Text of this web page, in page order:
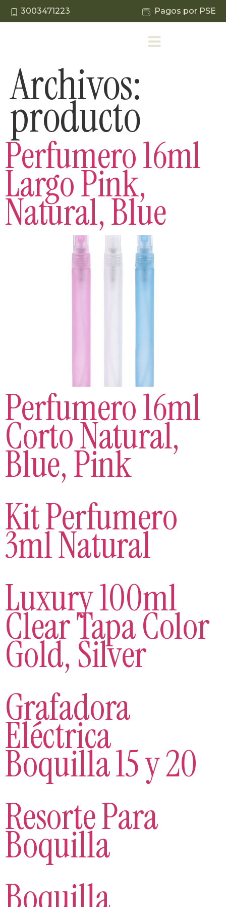
3003471223 Pagos por PSE
Archivos:
producto
Perfumero 16ml
Largo Pink,
Natural, Blue
Perfumero 16ml
Corto Natural,
Blue, Pink
Kit Perfumero
3ml Natural
Luxury 100ml
Clear Tapa Color
Gold, Silver
Grafadora
Eléctrica
Boquilla 15 y 20
Resorte Para
Boquilla